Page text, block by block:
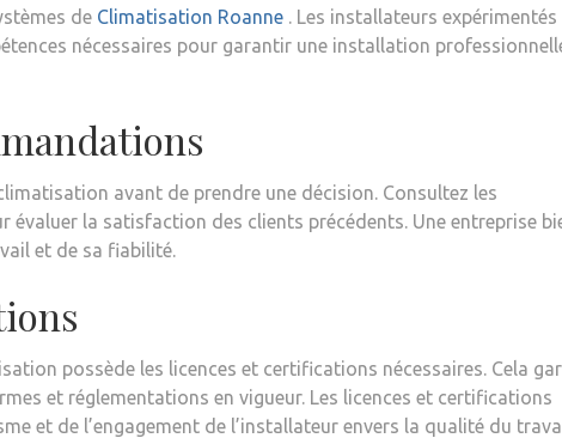
de Climatisation Roanne . Les installateurs expérimentés
nécessaires pour garantir une installation
avant de prendre une décision. Consultez les
évaluer la satisfaction des clients précédents. Une entreprise
et de sa fiabilité.
possède les licences et certifications nécessaires. Cela
et réglementations en vigueur. Les licences et certifications
et de l’engagement de l’installateur envers la qualité du